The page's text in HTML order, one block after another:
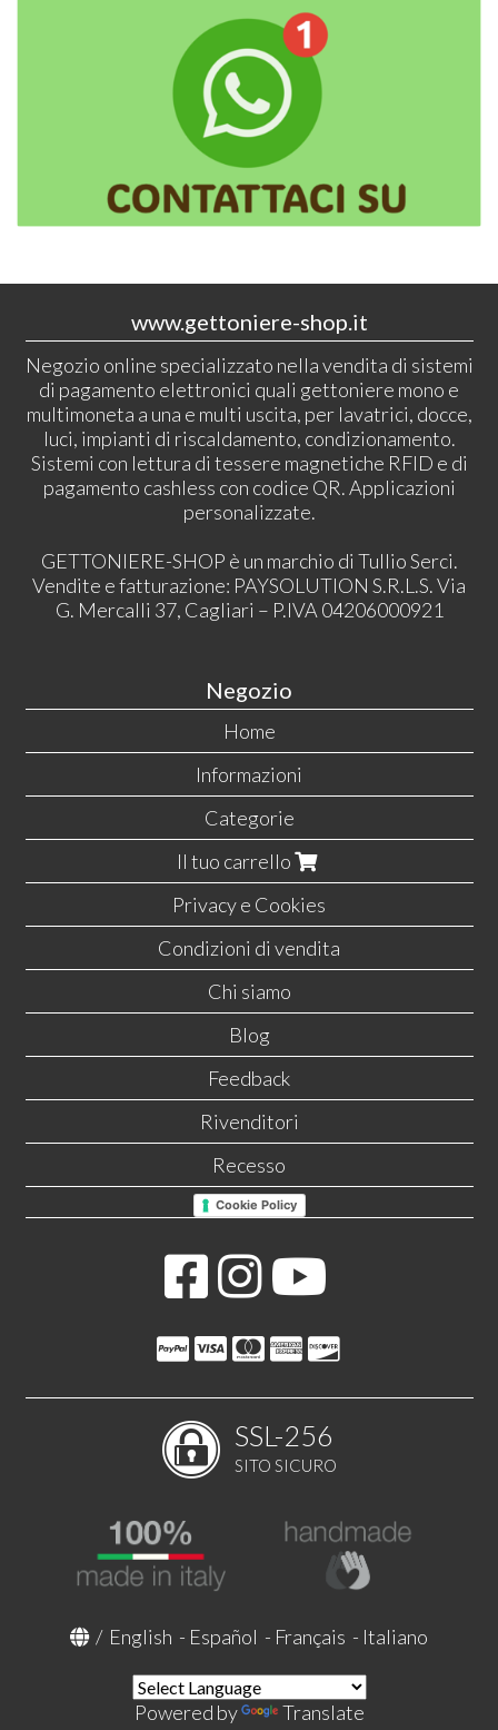
www.gettoniere-shop.it
Negozio online specializzato nella vendita di sistemi
di pagamento elettronici quali gettoniere mono e
multimoneta a una e multi uscita, per lavatrici, docce,
luci, impianti di riscaldamento, condizionamento.
Sistemi con lettura di tessere magnetiche RFID e di
pagamento cashless con codice QR. Applicazioni
personalizzate.
GETTONIERE-SHOP è un marchio di Tullio Serci.
Vendite e fatturazione: PAYSOLUTION S.R.L.S. Via
G. Mercalli 37, Cagliari – P.IVA 04206000921
Negozio
Home
Informazioni
Categorie
Il tuo carrello
Privacy e Cookies
Condizioni di vendita
Chi siamo
Blog
Feedback
Rivenditori
Recesso
Cookie Policy
SSL-256
SITO SICURO
/ English - Español - Français - Italiano
Powered by Translate